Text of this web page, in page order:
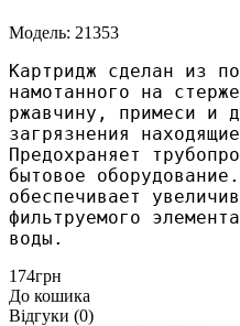
Модель: 21353
Картридж сделан из
намотанного на
ржавчину, примеси и
загрязнения
Предохраняет
бытовое
обеспечивает
фильтруемого
воды.
174грн
До кошика
Відгуки (0)